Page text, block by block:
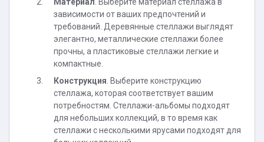
зависимости от ваших предпочтений и
требований. Деревянные стеллажи выглядят
элегантно, металлические стеллажи более
прочны, а пластиковые стеллажи легкие и
компактные.
Конструкция . Выберите конструкцию
стеллажа, которая соответствует вашим
потребностям. Стеллажи-альбомы подходят
для небольших коллекций, в то время как
стеллажи с несколькими ярусами подходят для